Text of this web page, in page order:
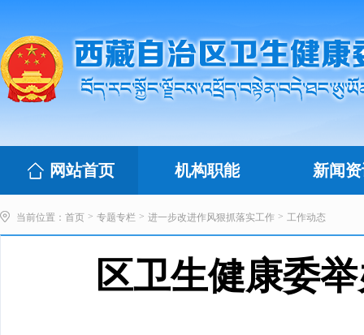
网站首页 机构职能 新闻
当前位置： 首页 > 专题专栏 > 进一步改进作风狠抓落实工作 > 工作动态
区卫生健康委